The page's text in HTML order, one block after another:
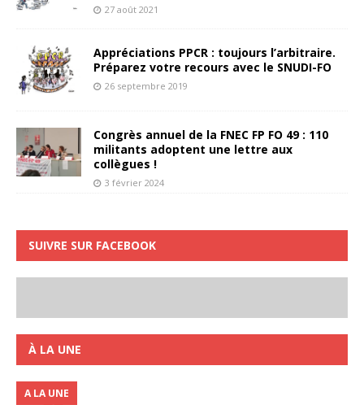
27 août 2021
Appréciations PPCR : toujours l’arbitraire.
Préparez votre recours avec le SNUDI-FO
26 septembre 2019
Congrès annuel de la FNEC FP FO 49 : 110
militants adoptent une lettre aux
collègues !
3 février 2024
SUIVRE SUR FACEBOOK
À LA UNE
A LA UNE